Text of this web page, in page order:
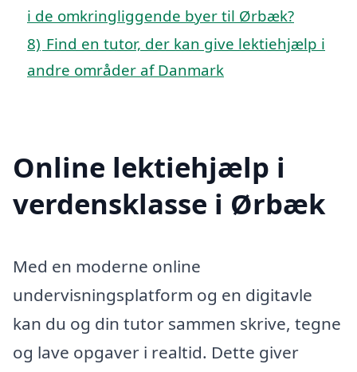
i de omkringliggende byer til Ørbæk?
8) Find en tutor, der kan give lektiehjælp i
andre områder af Danmark
Online lektiehjælp i
verdensklasse i Ørbæk
Med en moderne online
undervisningsplatform og en digitavle
kan du og din tutor sammen skrive, tegne
og lave opgaver i realtid. Dette giver